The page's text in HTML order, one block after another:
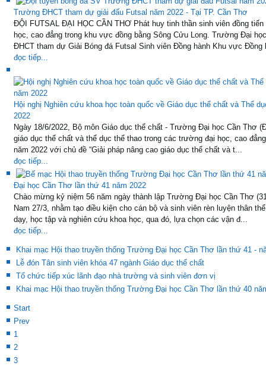
Trường ĐHCT tham dự giải đấu Futsal năm 2022 - Tại TP. Cần Thơ
ĐỘI FUTSAL ĐẠI HỌC CẦN THƠ Phát huy tinh thần sinh viên đồng
học, cao đẳng trong khu vực đồng bằng Sông Cửu Long. Trường Đại
ĐHCT tham dự Giải Bóng đá Futsal Sinh viên Đồng hành Khu vực Đồng
đọc tiếp...
Hội nghị Nghiên cứu khoa học toàn quốc về Giáo dục thể chất và Thể
2022
Ngày 18/6/2022, Bộ môn Giáo dục thể chất - Trường Đại học Cần Thơ
giáo dục thể chất và thể dục thể thao trong các trường đại học, cao
năm 2022 với chủ đề “Giải pháp nâng cao giáo dục thể chất và t...
đọc tiếp...
Đại học Cần Thơ lần thứ 41 năm 2022
Chào mừng kỷ niệm 56 năm ngày thành lập Trường Đại học Cần Thơ
Nam 27/3, nhằm tạo điều kiện cho cán bộ và sinh viên rèn luyện thân
dạy, học tập và nghiên cứu khoa học, qua đó, lựa chọn các vận đ...
đọc tiếp...
Khai mạc Hội thao truyền thống Trường Đại học Cần Thơ lần thứ 41 -
Lễ đón Tân sinh viên khóa 47 ngành Giáo dục thể chất
Tổ chức tiếp xúc lãnh đạo nhà trường và sinh viên đơn vị
Khai mạc Hội thao truyền thống Trường Đại học Cần Thơ lần thứ 40
Start
Prev
1
2
3